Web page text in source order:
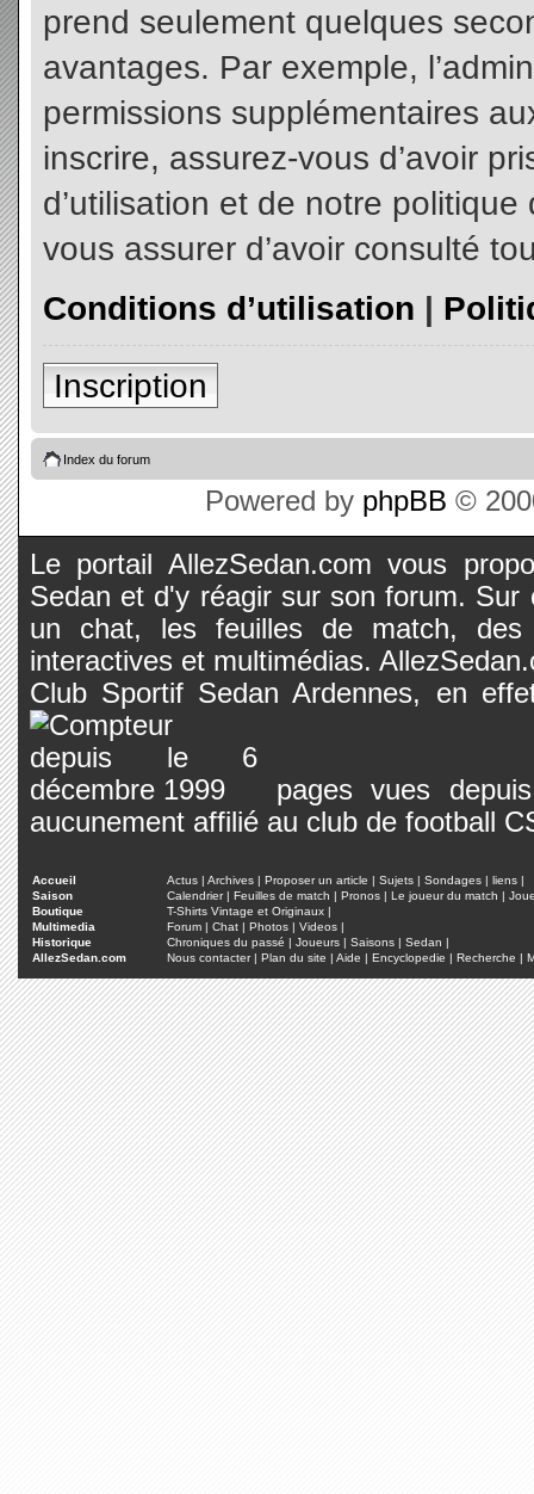
prend seulement quelques
avantages. Par exemple,
permissions supplémentaires
inscrire, assurez-vous d’avoir
d’utilisation et de notre
vous assurer d’avoir consulté
Conditions d’utilisation |
Inscription
Index du forum
Powered by phpBB ©
Le portail AllezSedan.com vous
Sedan et d'y réagir sur son forum.
un chat, les feuilles de match, des
interactives et multimédias.
Club Sportif Sedan Ardennes, en
pages vues
aucunement affilié au club de football
Accueil Actus | Archives | Proposer un article | Sujets | Sondages | liens |
Saison
Calendrier| Feuilles de match | Pronos | Le joueur du match |
Boutique
T-Shirts Vintage et Originaux |
Multimedia
Forum | Chat | Photos | Videos |
Historique
Chroniques du passé | Joueurs | Saisons | Sedan |
AllezSedan.com
Nous contacter| Plan du site | Aide | Encyclopedie | Recherche |